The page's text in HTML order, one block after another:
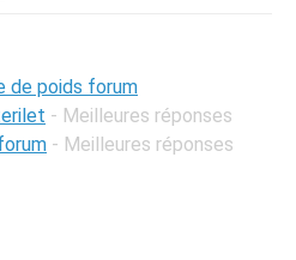
de poids forum
- Meilleures réponses
- Meilleures réponses